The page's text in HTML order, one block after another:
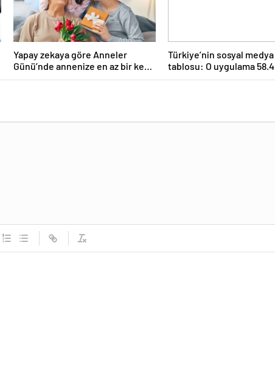
Yapay zekaya göre Anneler
Günü’nde annenize en az bir kez
vermeniz gereken hediye!
Türkiye’nin sosyal medya
tablosu: O uygulama 58.4
kişi ile zirvede